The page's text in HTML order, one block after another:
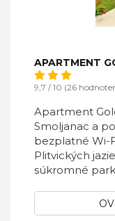
APARTMENT
9,7 / 10 (26
Apartment
Smoljanac a
bezplatné Wi-
Plitvických
súkromné